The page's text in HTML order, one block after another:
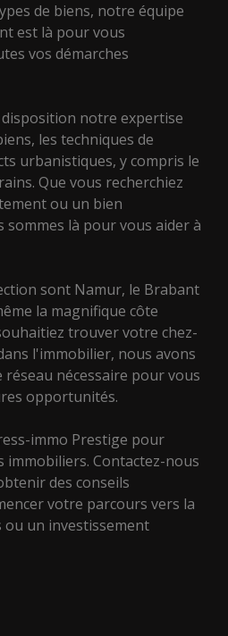
de biens, notre équipe
est là pour vous
vos démarches
notre expertise
les techniques de
urbanistiques, y compris le
Que vous recherchiez
ou un bien
là pour vous aider à
sont Namur, le Brabant
la magnifique côte
trouver votre chez-
l'immobilier, nous avons
réseau nécessaire pour vous
opportunités.
immo Prestige pour
Contactez-nous
des conseils
votre parcours vers la
un investissement